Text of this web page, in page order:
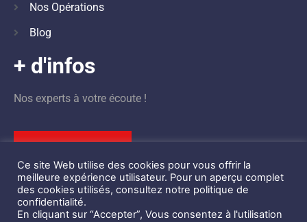
Nos Opérations
Blog
+ d'infos
Nos experts à votre écoute !
Design bySTBK ©
Ce site Web utilise des cookies pour vous offrir la
meilleure expérience utilisateur. Pour un aperçu complet
des cookies utilisés, consultez notre politique de
confidentialité.
En cliquant sur “Accepter”, Vous consentez à l'utilisation